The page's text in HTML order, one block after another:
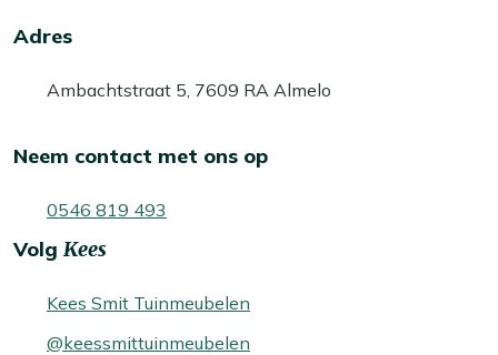
Adres
Ambachtstraat 5, 7609 RA Almelo
Neem contact met ons op
0546 819 493
Volg Kees
Kees Smit Tuinmeubelen
@keessmittuinmeubelen